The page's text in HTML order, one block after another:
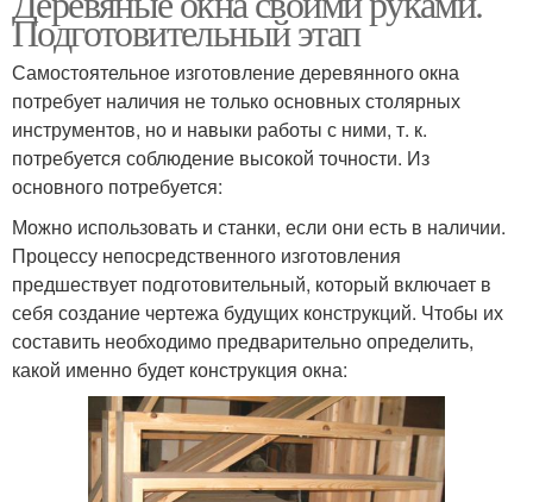
Подготовительный этап
Самостоятельное изготовление деревянного окна
потребует наличия не только основных столярных
инструментов, но и навыки работы с ними, т. к.
потребуется соблюдение высокой точности. Из
основного потребуется:
Можно использовать и станки, если они есть в наличии.
Процессу непосредственного изготовления
предшествует подготовительный, который включает в
себя создание чертежа будущих конструкций. Чтобы их
составить необходимо предварительно определить,
какой именно будет конструкция окна: